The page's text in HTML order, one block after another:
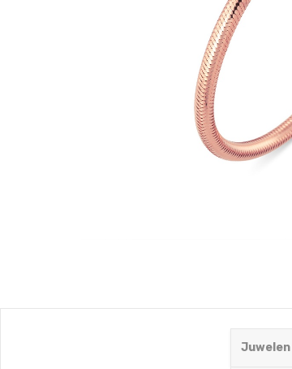
Juwelen